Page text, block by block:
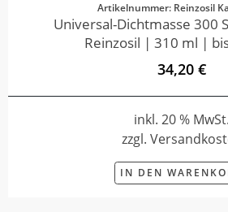
Artikelnummer: Reinzosil
Universal-Dichtmasse 300
Reinzosil | 310 ml |
34,20 €
inkl. 20 % MwSt.
zzgl.
IN DEN